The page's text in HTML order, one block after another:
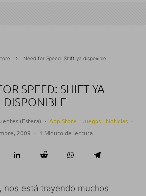
Need for Speed: Shift ya disponible
SPEED: SHIFT YA
DISPONIBLE
(Esfera) · App Store Juegos Noticias ·
2009 · 1 Minuto de lectura
nos está trayendo muchos